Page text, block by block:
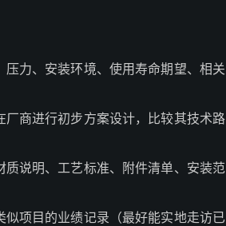
力、安装环境、使用寿命期望、相关
商进行初步方案设计，比较其技术路
说明、工艺标准、附件清单、安装范
项目的业绩记录（最好能实地走访已